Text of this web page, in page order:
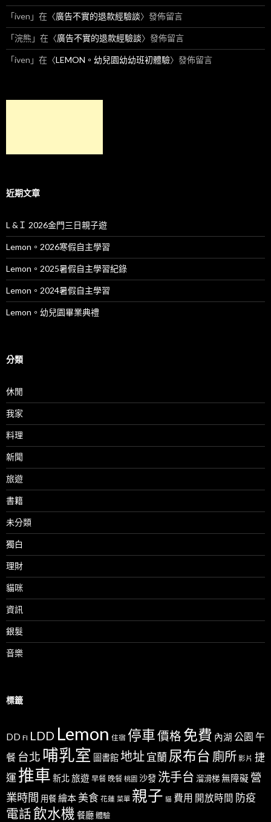
「iven 」在〈廣告不實的退款經驗談〉發佈留言
「浣熊 」在〈廣告不實的退款經驗談〉發佈留言
「iven 」在〈LEMON。幼兒園幼幼班初體驗〉發佈留言
近期文章
L &Ｉ 2026金門三日親子遊
Lemon。2026寒假自主學習
Lemon。2025暑假自主學習紀錄
Lemon。2024暑假自主學習
Lemon。幼兒園畢業典禮
分類
休閒
我家
料理
新聞
旅遊
書籍
未分類
獨白
理財
貓咪
資訊
銀髮
音樂
標籤
DD FI LDD Lemon 住宿 停車價格 免費 內湖 公園 午
餐 台北 哺乳室 圖書館地址宜蘭尿布台 廁所 影片 捷
運 推車 新北旅遊 早餐 晚餐 桃園 沙發 洗手台 溜滑梯無障礙 營
業時間 用餐繪本 美食 花蓮 菜單 親子 貓 費用 開放時間 防疫
電話飲水機 餐廳 體驗